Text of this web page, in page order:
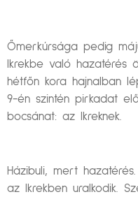
Őmerkúrsága pedig
Ikrekbe való hazatérés
hétfőn kora hajnalban
9-én szintén pirkadat
bocsánat: az Ikreknek.
Házibuli, mert
az Ikrekben uralkodik.